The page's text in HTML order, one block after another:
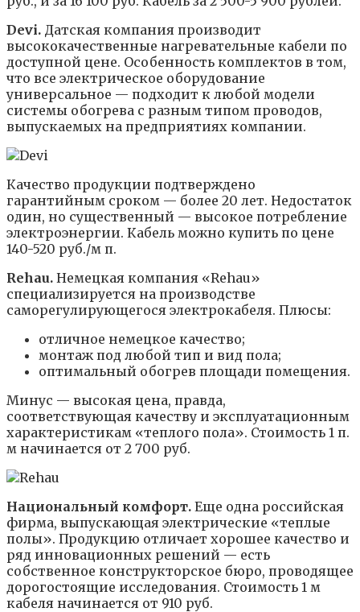
Devi. Датская компания производит
высококачественные нагревательные кабели по
доступной цене. Особенность комплектов в том,
что все электрическое оборудование
универсальное — подходит к любой модели
системы обогрева с разным типом проводов,
выпускаемых на предприятиях компании.
Качество продукции подтверждено
гарантийным сроком — более 20 лет. Недостаток
один, но существенный — высокое потребление
электроэнергии. Кабель можно купить по цене
140-520 руб./м п.
Rehau. Немецкая компания «Rehau»
специализируется на производстве
саморегулирующегося электрокабеля. Плюсы:
отличное немецкое качество;
монтаж под любой тип и вид пола;
оптимальный обогрев площади помещения.
Минус — высокая цена, правда,
соответствующая качеству и эксплуатационным
характеристикам «теплого пола». Стоимость 1 п.
м начинается от 2 700 руб.
Национальный комфорт. Еще одна российская
фирма, выпускающая электрические «теплые
полы». Продукцию отличает хорошее качество и
ряд инновационных решений — есть
собственное конструкторское бюро, проводящее
дорогостоящие исследования. Стоимость 1 м
кабеля начинается от 910 руб.